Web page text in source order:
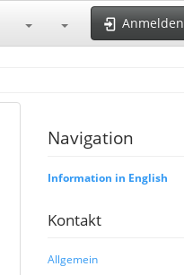
Anmelden
Navigation
Information in English
Kontakt
Allgemein